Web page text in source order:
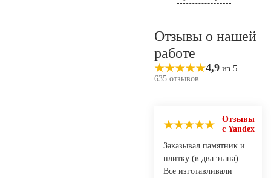
Отзывы о нашей
работе
4,9 из 5
635 отзывов
Отзывы
с Yandex
Заказывал памятник и
плитку (в два этапа).
Все изготавливали